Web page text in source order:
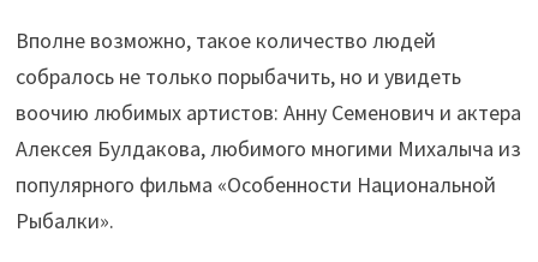
Вполне возможно, такое количество людей
собралось не только порыбачить, но и увидеть
воочию любимых артистов: Анну Семенович и актера
Алексея Булдакова, любимого многими Михалыча из
популярного фильма «Особенности Национальной
Рыбалки».